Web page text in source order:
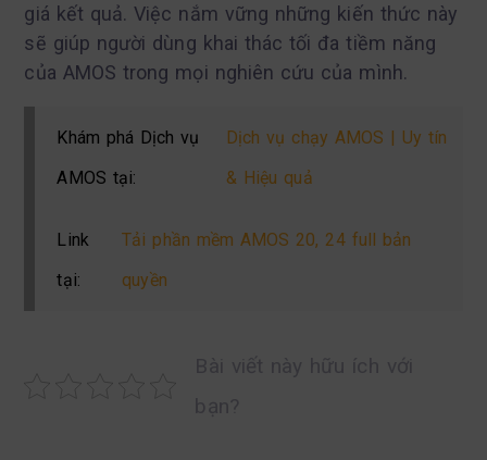
giá kết quả. Việc nắm vững những kiến thức này
sẽ giúp người dùng khai thác tối đa tiềm năng
của AMOS trong mọi nghiên cứu của mình.
Khám phá Dịch vụ
AMOS tại:
Dịch vụ chạy AMOS | Uy tín
& Hiệu quả
Link
tại:
Tải phần mềm AMOS 20, 24 full bản
quyền